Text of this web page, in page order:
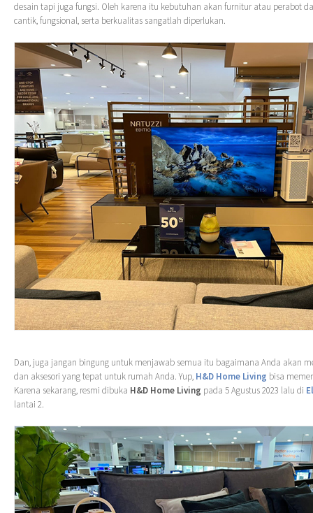
desain tapi juga fungsi. Oleh karena itu kebutuhan akan furnitur atau perabot
cantik, fungsional, serta berkualitas sangatlah diperlukan.
Dan, juga jangan bingung untuk menjawab semua itu bagaimana Anda akan
dan aksesori yang tepat untuk rumah Anda. Yup, H&D Home Living bisa
Karena sekarang, resmi dibuka H&D Home Living pada 5 Agustus 2023 lalu di
lantai 2.